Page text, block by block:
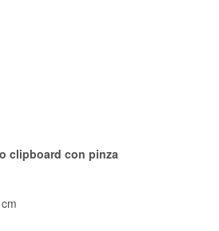
clipboard con pinza